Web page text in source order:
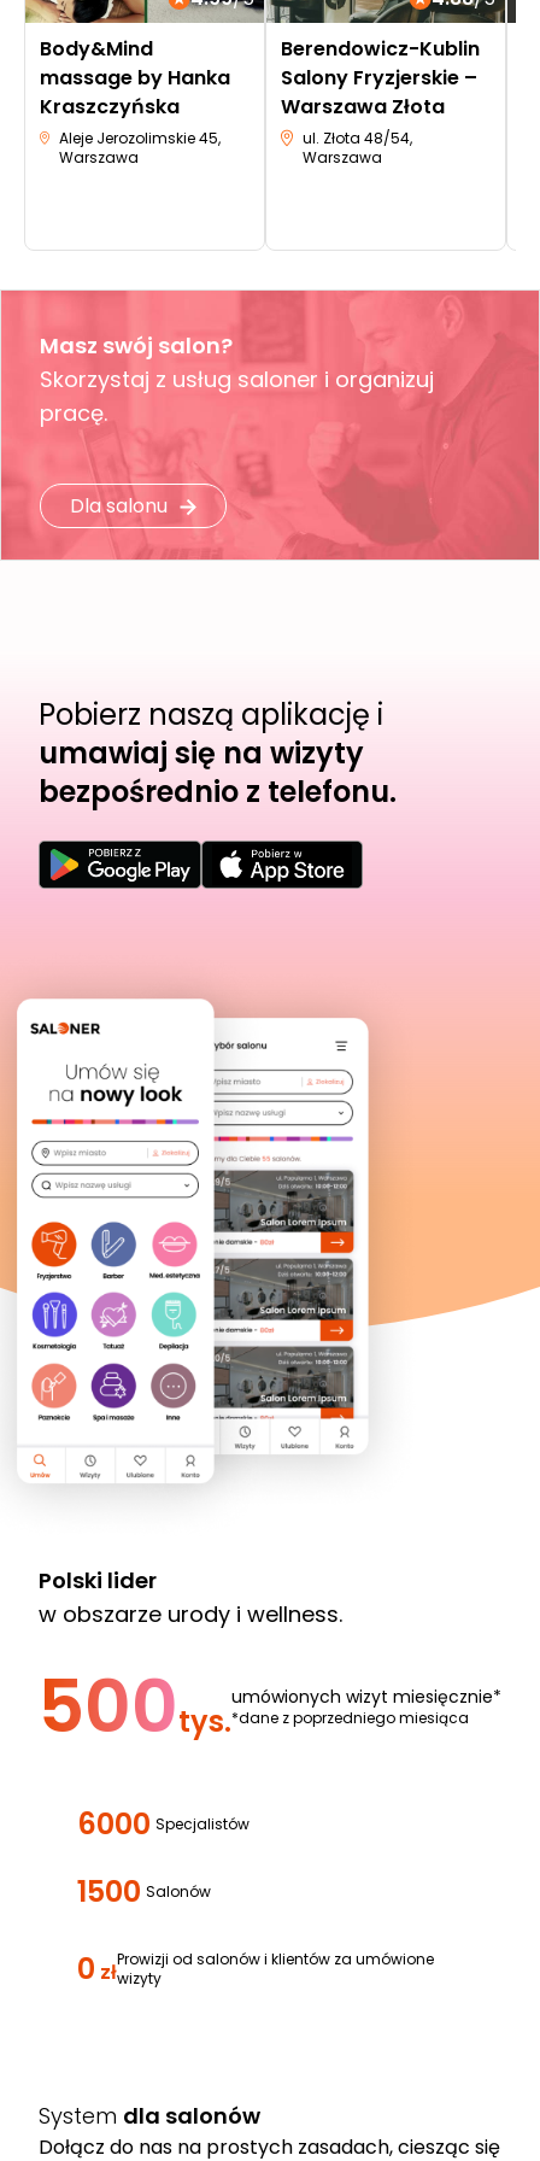
Body&Mind
massage by Hanka
Kraszczyńska
Aleje Jerozolimskie 45,
Warszawa
Berendowicz-Kublin
Salony Fryzjerskie –
Warszawa Złota
ul. Złota 48/54,
Warszawa
Masz swój salon?
Skorzystaj z usług saloner i organizuj
pracę.
Dla salonu
Pobierz naszą aplikację i
umawiaj się na wizyty
bezpośrednio z telefonu.
Polski lider
w obszarze urody i wellness.
500tys.
umówionych wizyt miesięcznie*
*dane z poprzedniego miesiąca
6000 Specjalistów
1500 Salonów
0 złProwizji od salonów i klientów za umówione
wizyty
System dla salonów
Dołącz do nas na prostych zasadach, ciesząc się